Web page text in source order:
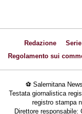
Redazione
Regolamento sui
⚽ Salernitana
Testata giornalistica
registro stampa
Direttore